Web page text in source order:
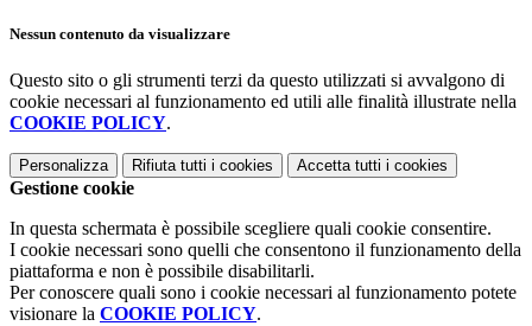
Nessun contenuto da visualizzare
Questo sito o gli strumenti terzi da questo utilizzati si avvalgono di
cookie necessari al funzionamento ed utili alle finalità illustrate nella
COOKIE POLICY.
Personalizza Rifiuta tutti i cookies Accetta tutti i cookies
Gestione cookie
In questa schermata è possibile scegliere quali cookie consentire.
I cookie necessari sono quelli che consentono il funzionamento della
piattaforma e non è possibile disabilitarli.
Per conoscere quali sono i cookie necessari al funzionamento potete
visionare la COOKIE POLICY.